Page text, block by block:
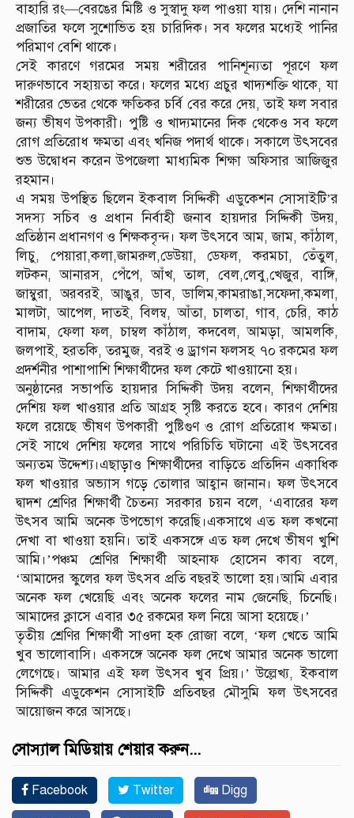
বাহারি রং—বেরঙের মিষ্টি ও সুস্বাদু ফল পাওয়া যায়। দেশি নানান
প্রজাতির ফলে সুশোভিত হয় চারিদিক। সব ফলের মধ্যেই পানির
পরিমাণ বেশি থাকে।
সেই কারণে গরমের সময় শরীরের পানিশূন্যতা পূরণে ফল
দারুণভাবে সহায়তা করে। ফলের মধ্যে প্রচুর খাদ্যশক্তি থাকে, যা
শরীরের ভেতর থেকে ক্ষতিকর চর্বি বের করে দেয়, তাই ফল সবার
জন্য ভীষণ উপকারী। পুষ্টি ও খাদ্যমানের দিক থেকেও সব ফলে
রোগ প্রতিরোধ ক্ষমতা এবং খনিজ পদার্থ থাকে। সকালে উৎসবের
শুভ উদ্বোধন করেন উপজেলা মাধ্যমিক শিক্ষা অফিসার আজিজুর
রহমান।
এ সময় উপস্থিত ছিলেন ইকবাল সিদ্দিকী এডুকেশন সোসাইটি’র
সদস্য সচিব ও প্রধান নির্বাহী জনাব হায়দার সিদ্দিকী উদয়,
প্রতিষ্ঠান প্রধানগণ ও শিক্ষকবৃন্দ। ফল উৎসবে আম, জাম, কাঁঠাল,
লিচু, পেয়ারা,কলা,জামরুল,ডেউয়া, ডেফল, করমচা, তেঁতুল,
লটকন, আনারস, পেঁপে, আঁখ, তাল, বেল,লেবু,খেজুর, বাঙ্গি,
জাম্বুরা, অরবরই, আঙুর, ডাব, ডালিম,কামরাঙা,সফেদা,কমলা,
মালটা, আপেল, দাতই, বিলম্ব, আঁতা, চালতা, গাব, চেরি, কাঠ
বাদাম, ফেলা ফল, চাম্বল কাঁঠাল, কদবেল, আমড়া, আমলকি,
জলপাই, হরতকি, তরমুজ, বরই ও ড্রাগন ফলসহ ৭০ রকমের ফল
প্রদর্শনীর পাশাপাশি শিক্ষার্থীদের ফল কেটে খাওয়ানো হয়।
অনুষ্ঠানের সভাপতি হায়দার সিদ্দিকী উদয় বলেন, শিক্ষার্থীদের
দেশিয় ফল খাওয়ার প্রতি আগ্রহ সৃষ্টি করতে হবে। কারণ দেশিয়
ফলে রয়েছে ভীষণ উপকারী পুষ্টিগুণ ও রোগ প্রতিরোধ ক্ষমতা।
সেই সাথে দেশিয় ফলের সাথে পরিচিতি ঘটানো এই উৎসবের
অন্যতম উদ্দেশ্য।এছাড়াও শিক্ষার্থীদের বাড়িতে প্রতিদিন একাধিক
ফল খাওয়ার অভ্যাস গড়ে তোলার আহ্বান জানান। ফল উৎসবে
দ্বাদশ শ্রেণির শিক্ষার্থী চৈতন্য সরকার চয়ন বলে, ‘এবারের ফল
উৎসব আমি অনেক উপভোগ করেছি।একসাথে এত ফল কখনো
দেখা বা খাওয়া হয়নি। তাই একসঙ্গে এত ফল দেখে ভীষণ খুশি
আমি।’পঞ্চম শ্রেণির শিক্ষার্থী আহনাফ হোসেন কাব্য বলে,
‘আমাদের স্কুলের ফল উৎসব প্রতি বছরই ভালো হয়।আমি এবার
অনেক ফল খেয়েছি এবং অনেক ফলের নাম জেনেছি, চিনেছি।
আমাদের ক্লাসে এবার ৩৫ রকমের ফল নিয়ে আসা হয়েছে।’
তৃতীয় শ্রেণির শিক্ষার্থী সাওদা হক রোজা বলে, ‘ফল খেতে আমি
খুব ভালোবাসি। একসঙ্গে অনেক ফল দেখে আমার অনেক ভালো
লেগেছে। আমার এই ফল উৎসব খুব প্রিয়।’ উল্লেখ্য, ইকবাল
সিদ্দিকী এডুকেশন সোসাইটি প্রতিবছর মৌসুমি ফল উৎসবের
আয়োজন করে আসছে।
সোস্যাল মিডিয়ায় শেয়ার করুন...
Facebook Twitter Digg